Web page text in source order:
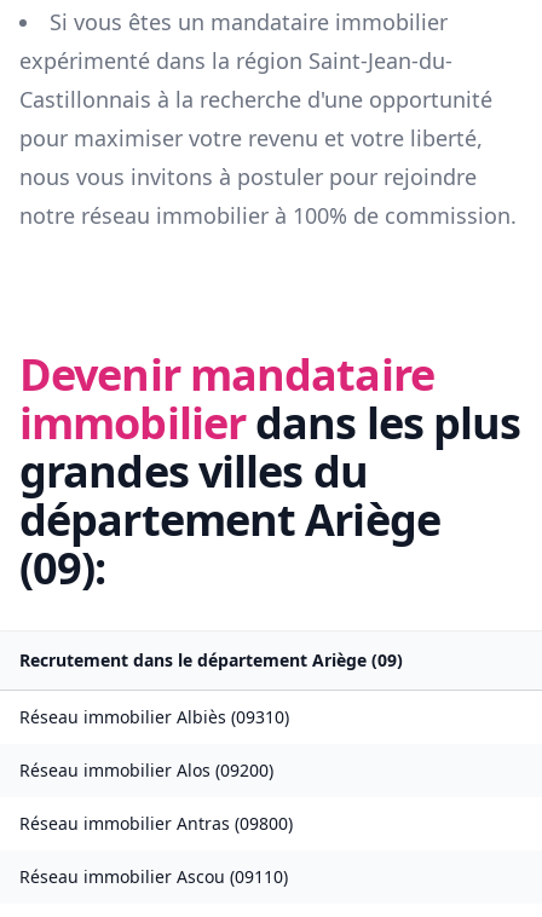
Si vous êtes un mandataire immobilier
expérimenté dans la région Saint-Jean-du-
Castillonnais à la recherche d'une opportunité
pour maximiser votre revenu et votre liberté,
nous vous invitons à postuler pour rejoindre
notre réseau immobilier à 100% de commission.
Devenir mandataire
immobilierdans les plus
grandes villes du
départementAriège
(09):
Recrutement dans le département Ariège (09)
Réseau immobilier Albiès (09310)
Réseau immobilier Alos (09200)
Réseau immobilier Antras (09800)
Réseau immobilier Ascou (09110)